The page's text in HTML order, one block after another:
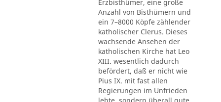
Erzbisthümer, eine große
Anzahl von Bisthümern und
ein 7–8000 Köpfe zählender
katholischer Clerus. Dieses
wachsende Ansehen der
katholischen Kirche hat Leo
XIII. wesentlich dadurch
befördert, daß er nicht wie
Pius IX. mit fast allen
Regierungen im Unfrieden